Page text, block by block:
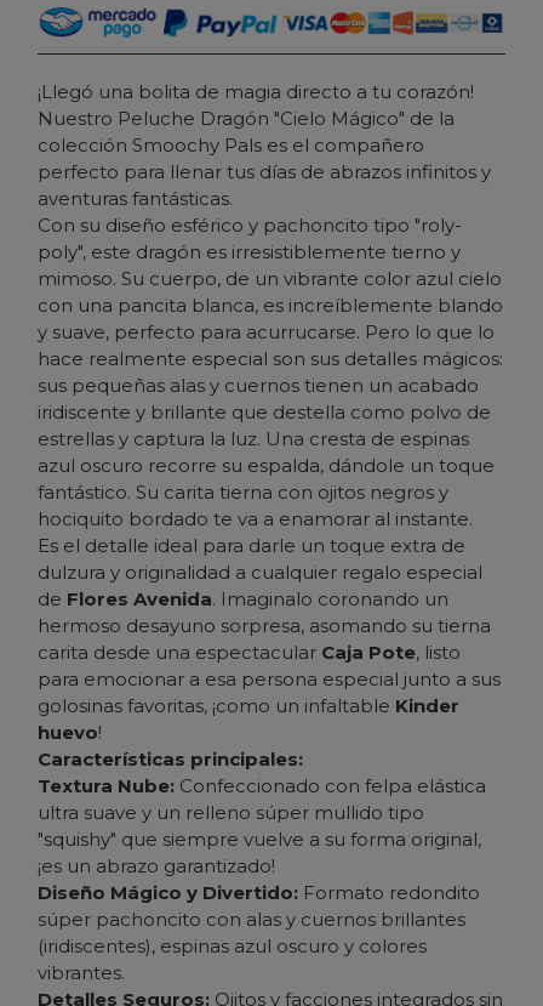
¡Llegó una bolita de magia directo a tu corazón!
Nuestro Peluche Dragón "Cielo Mágico" de la
colección Smoochy Pals es el compañero
perfecto para llenar tus días de abrazos infinitos y
aventuras fantásticas.
Con su diseño esférico y pachoncito tipo "roly-
poly", este dragón es irresistiblemente tierno y
mimoso. Su cuerpo, de un vibrante color azul cielo
con una pancita blanca, es increíblemente blando
y suave, perfecto para acurrucarse. Pero lo que lo
hace realmente especial son sus detalles mágicos:
sus pequeñas alas y cuernos tienen un acabado
iridiscente y brillante que destella como polvo de
estrellas y captura la luz. Una cresta de espinas
azul oscuro recorre su espalda, dándole un toque
fantástico. Su carita tierna con ojitos negros y
hociquito bordado te va a enamorar al instante.
Es el detalle ideal para darle un toque extra de
dulzura y originalidad a cualquier regalo especial
de Flores Avenida. Imaginalo coronando un
hermoso desayuno sorpresa, asomando su tierna
carita desde una espectacular Caja Pote, listo
para emocionar a esa persona especial junto a sus
golosinas favoritas, ¡como un infaltable Kinder
huevo!
Características principales:
Textura Nube: Confeccionado con felpa elástica
ultra suave y un relleno súper mullido tipo
"squishy" que siempre vuelve a su forma original,
¡es un abrazo garantizado!
Diseño Mágico y Divertido: Formato redondito
súper pachoncito con alas y cuernos brillantes
(iridiscentes), espinas azul oscuro y colores
vibrantes.
Detalles Seguros: Ojitos y facciones integrados sin